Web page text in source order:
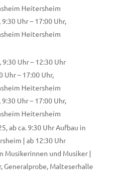
Heitersheim
Uhr – 17:00 Uhr,
Heitersheim
9:30 Uhr – 12:30 Uhr
Uhr – 17:00 Uhr,
Heitersheim
Uhr – 17:00 Uhr,
Heitersheim
ab ca. 9:30 Uhr Aufbau in
| ab 12:30 Uhr
Musikerinnen und Musiker |
Generalprobe, Malteserhalle